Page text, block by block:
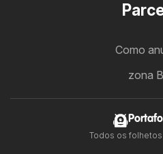
Como
zona
Todos os folhetos